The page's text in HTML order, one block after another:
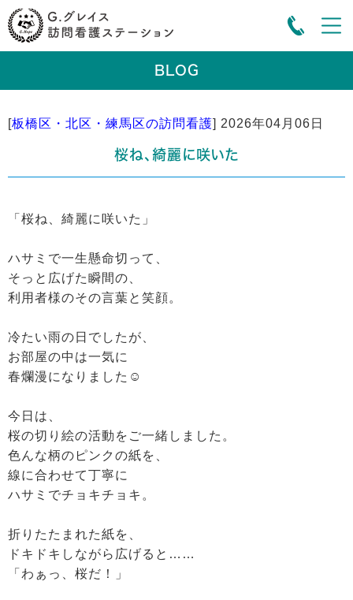
BLOG
[板橋区・北区・練馬区の訪問看護] 2026年04月06日
桜ね、綺麗に咲いた
「桜ね、綺麗に咲いた」
ハサミで一生懸命切って、
そっと広げた瞬間の、
利用者様のその言葉と笑顔。
冷たい雨の日でしたが、
お部屋の中は一気に
春爛漫になりました☺️
今日は、
桜の切り絵の活動をご一緒しました。
色んな柄のピンクの紙を、
線に合わせて丁寧に
ハサミでチョキチョキ。
折りたたまれた紙を、
ドキドキしながら広げると……
「わぁっ、桜だ！」